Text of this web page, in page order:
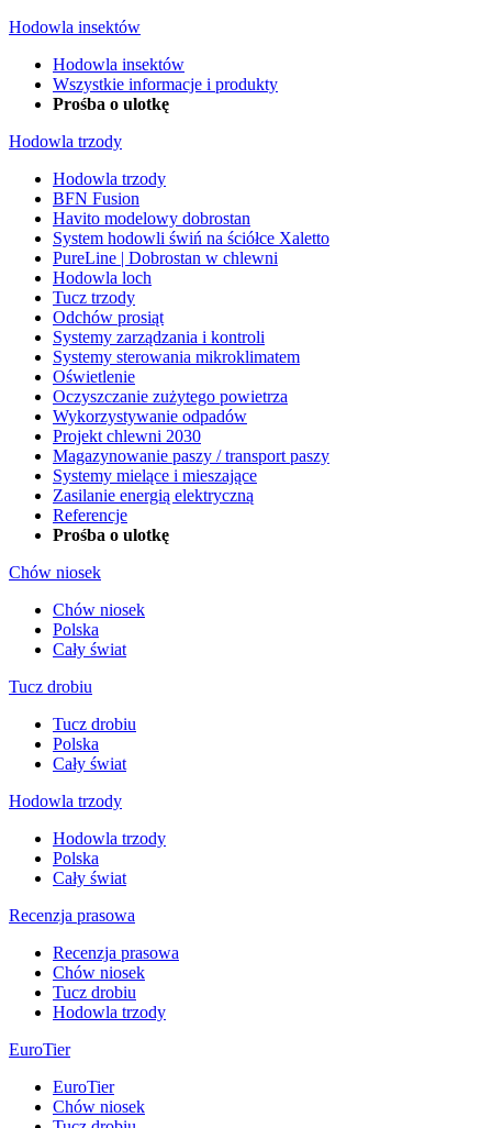
Hodowla insektów
Hodowla insektów
Wszystkie informacje i produkty
Prośba o ulotkę
Hodowla trzody
Hodowla trzody
BFN Fusion
Havito modelowy dobrostan
System hodowli świń na ściółce Xaletto
PureLine | Dobrostan w chlewni
Hodowla loch
Tucz trzody
Odchów prosiąt
Systemy zarządzania i kontroli
Systemy sterowania mikroklimatem
Oświetlenie
Oczyszczanie zużytego powietrza
Wykorzystywanie odpadów
Projekt chlewni 2030
Magazynowanie paszy / transport paszy
Systemy mielące i mieszające
Zasilanie energią elektryczną
Referencje
Prośba o ulotkę
Chów niosek
Chów niosek
Polska
Cały świat
Tucz drobiu
Tucz drobiu
Polska
Cały świat
Hodowla trzody
Hodowla trzody
Polska
Cały świat
Recenzja prasowa
Recenzja prasowa
Chów niosek
Tucz drobiu
Hodowla trzody
EuroTier
EuroTier
Chów niosek